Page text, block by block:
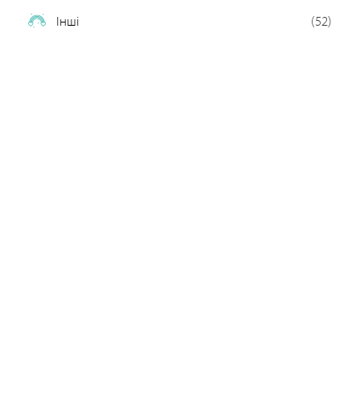
Інші (52)